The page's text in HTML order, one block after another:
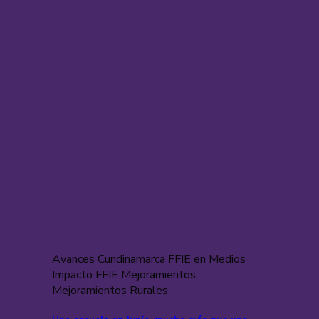
Avances Cundinamarca FFIE en Medios
Impacto FFIE Mejoramientos
Mejoramientos Rurales